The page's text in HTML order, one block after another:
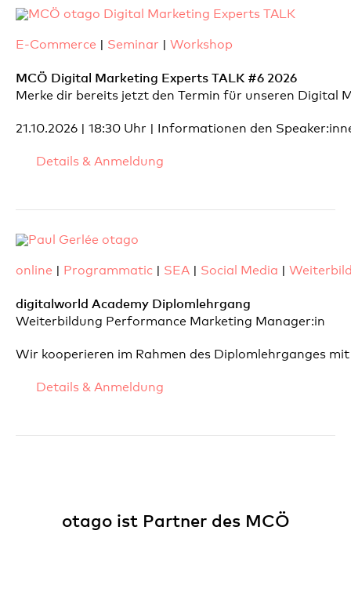
E-Commerce | Seminar | Workshop
MCÖ Digital Marketing Experts TALK #6 2026
Merke dir bereits jetzt den Termin für unseren Digital
21.10.2026 | 18:30 Uhr | Informationen den
Details & Anmeldung
online | Programmatic | SEA | Social Media |
digitalworld Academy Diplomlehrgang
Weiterbildung Performance Marketing Manager:in
Wir kooperieren im Rahmen des Diplomlehrganges
Details & Anmeldung
otago ist Partner des MCÖ